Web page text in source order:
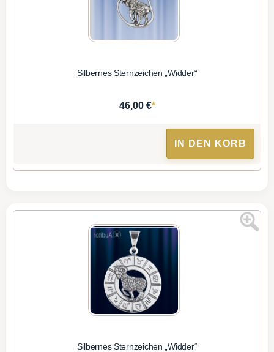
Silbernes Sternzeichen „Widder“
46,00 €*
IN DEN KORB
Silbernes Sternzeichen „Widder“